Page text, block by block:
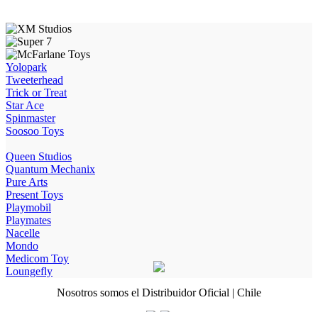
Yolopark
Tweeterhead
Trick or Treat
Star Ace
Spinmaster
Soosoo Toys
Queen Studios
Quantum Mechanix
Pure Arts
Present Toys
Playmobil
Playmates
Nacelle
Mondo
Medicom Toy
Loungefly
Nosotros somos el Distribuidor Oficial | Chile